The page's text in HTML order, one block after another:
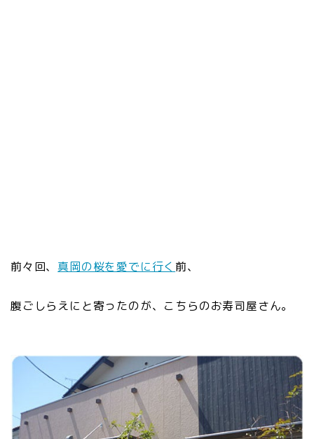
前々回、 真岡の桜を愛でに行く 前、
腹ごしらえにと寄ったのが、こちらのお寿司屋さん。